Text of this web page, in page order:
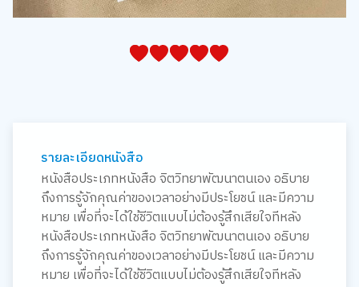
45
4
35
3
25
2
15
1
05
รายละเอียดหนังสือ
หนังสือประเภทหนังสือ จิตวิทยาพัฒนาตนเอง อธิบาย
ถึงการรู้จักคุณค่าของเวลาอย่างมีประโยชน์ และมีความ
หมาย เพื่อที่จะได้ใช้ชีวิตแบบไม่ต้องรู้สึกเสียใจทีหลัง
หนังสือประเภทหนังสือ จิตวิทยาพัฒนาตนเอง อธิบาย
ถึงการรู้จักคุณค่าของเวลาอย่างมีประโยชน์ และมีความ
หมาย เพื่อที่จะได้ใช้ชีวิตแบบไม่ต้องรู้สึกเสียใจทีหลัง